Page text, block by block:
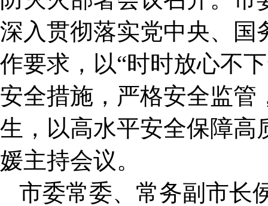
深入贯彻落实党中央、国
作要求，以“时时放心不
安全措施，严格安全监管
生，以高水平安全保障高
媛主持会议。
市委常委、常务副市长